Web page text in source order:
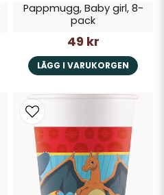
Pappmugg, Baby girl, 8-
pack
49 kr
LÄGG I VARUKORGEN